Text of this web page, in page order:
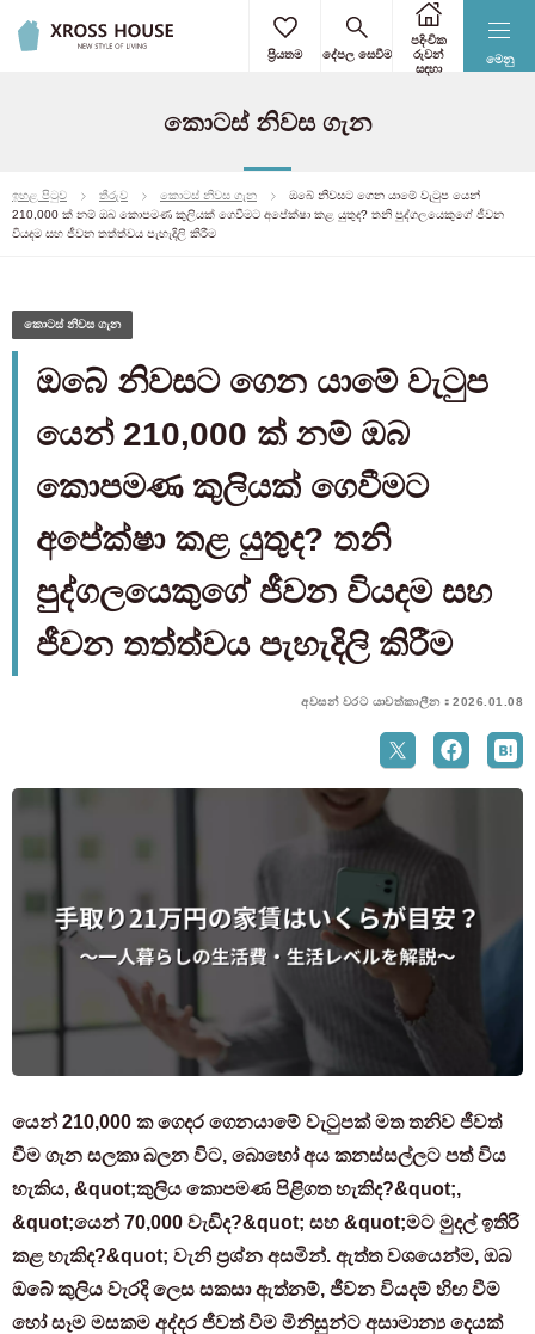
මෙනු
ප්‍රියතම දේපල සෙවීම
පදිංචික
රුවන්
සඳහා
කොටස් නිවස ගැන
ඉහළ පිටුව තීරුව කොටස් නිවස ගැන
ඔබේ නිවසට ගෙන යාමේ වැටුප යෙන්
210,000 ක් නම් ඔබ කොපමණ කුලියක් ගෙවීමට අපේක්ෂා කළ යුතුද? තනි පුද්ගලයෙකුගේ ජීවන
වියදම සහ ජීවන තත්ත්වය පැහැදිලි කිරීම
කොටස් නිවස ගැන
ඔබේ නිවසට ගෙන යාමේ වැටුප
යෙන් 210,000 ක් නම් ඔබ
කොපමණ කුලියක් ගෙවීමට
අපේක්ෂා කළ යුතුද? තනි
පුද්ගලයෙකුගේ ජීවන වියදම සහ
ජීවන තත්ත්වය පැහැදිලි කිරීම
අවසන් වරට යාවත්කාලීන：2026.01.08
යෙන් 210,000 ක ගෙදර ගෙනයාමේ වැටුපක් මත තනිව ජීවත්
වීම ගැන සලකා බලන විට, බොහෝ අය කනස්සල්ලට පත් විය
හැකිය, &quot;කුලිය කොපමණ පිළිගත හැකිද?&quot;,
&quot;යෙන් 70,000 වැඩිද?&quot; සහ &quot;මට මුදල් ඉතිරි
කළ හැකිද?&quot; වැනි ප්‍රශ්න අසමින්. ඇත්ත වශයෙන්ම, ඔබ
ඔබේ කුලිය වැරදි ලෙස සකසා ඇත්නම්, ජීවන වියදම් හිඟ වීම
හෝ සෑම මසකම අද්දර ජීවත් වීම මිනිසුන්ට අසාමාන්‍ය දෙයක්